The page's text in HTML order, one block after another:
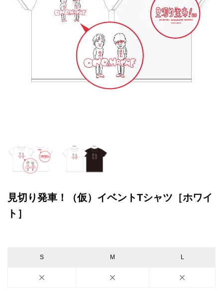
見切り発車！（仮）イベントTシャツ［ホワイ
ト］
S M L